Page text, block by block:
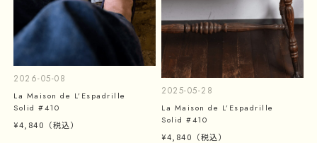
2026-05-08
La Maison de L’Espadrille
Solid #410
¥4,840 （税込）
2025-05-28
La Maison de L’Espadrille
Solid #410
¥4,840 （税込）